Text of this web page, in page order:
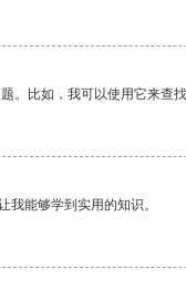
。比如，我可以使用它来查
我能够学到实用的知识。